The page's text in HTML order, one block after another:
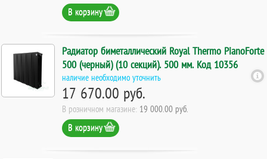
В корзину
Радиатор биметаллический Royal Thermo PianoForte
500 (черный) (10 секций). 500 мм. Код 10356
наличие необходимо уточнить
17 670.00 руб.
В розничном магазине: 19 000.00 руб.
В корзину